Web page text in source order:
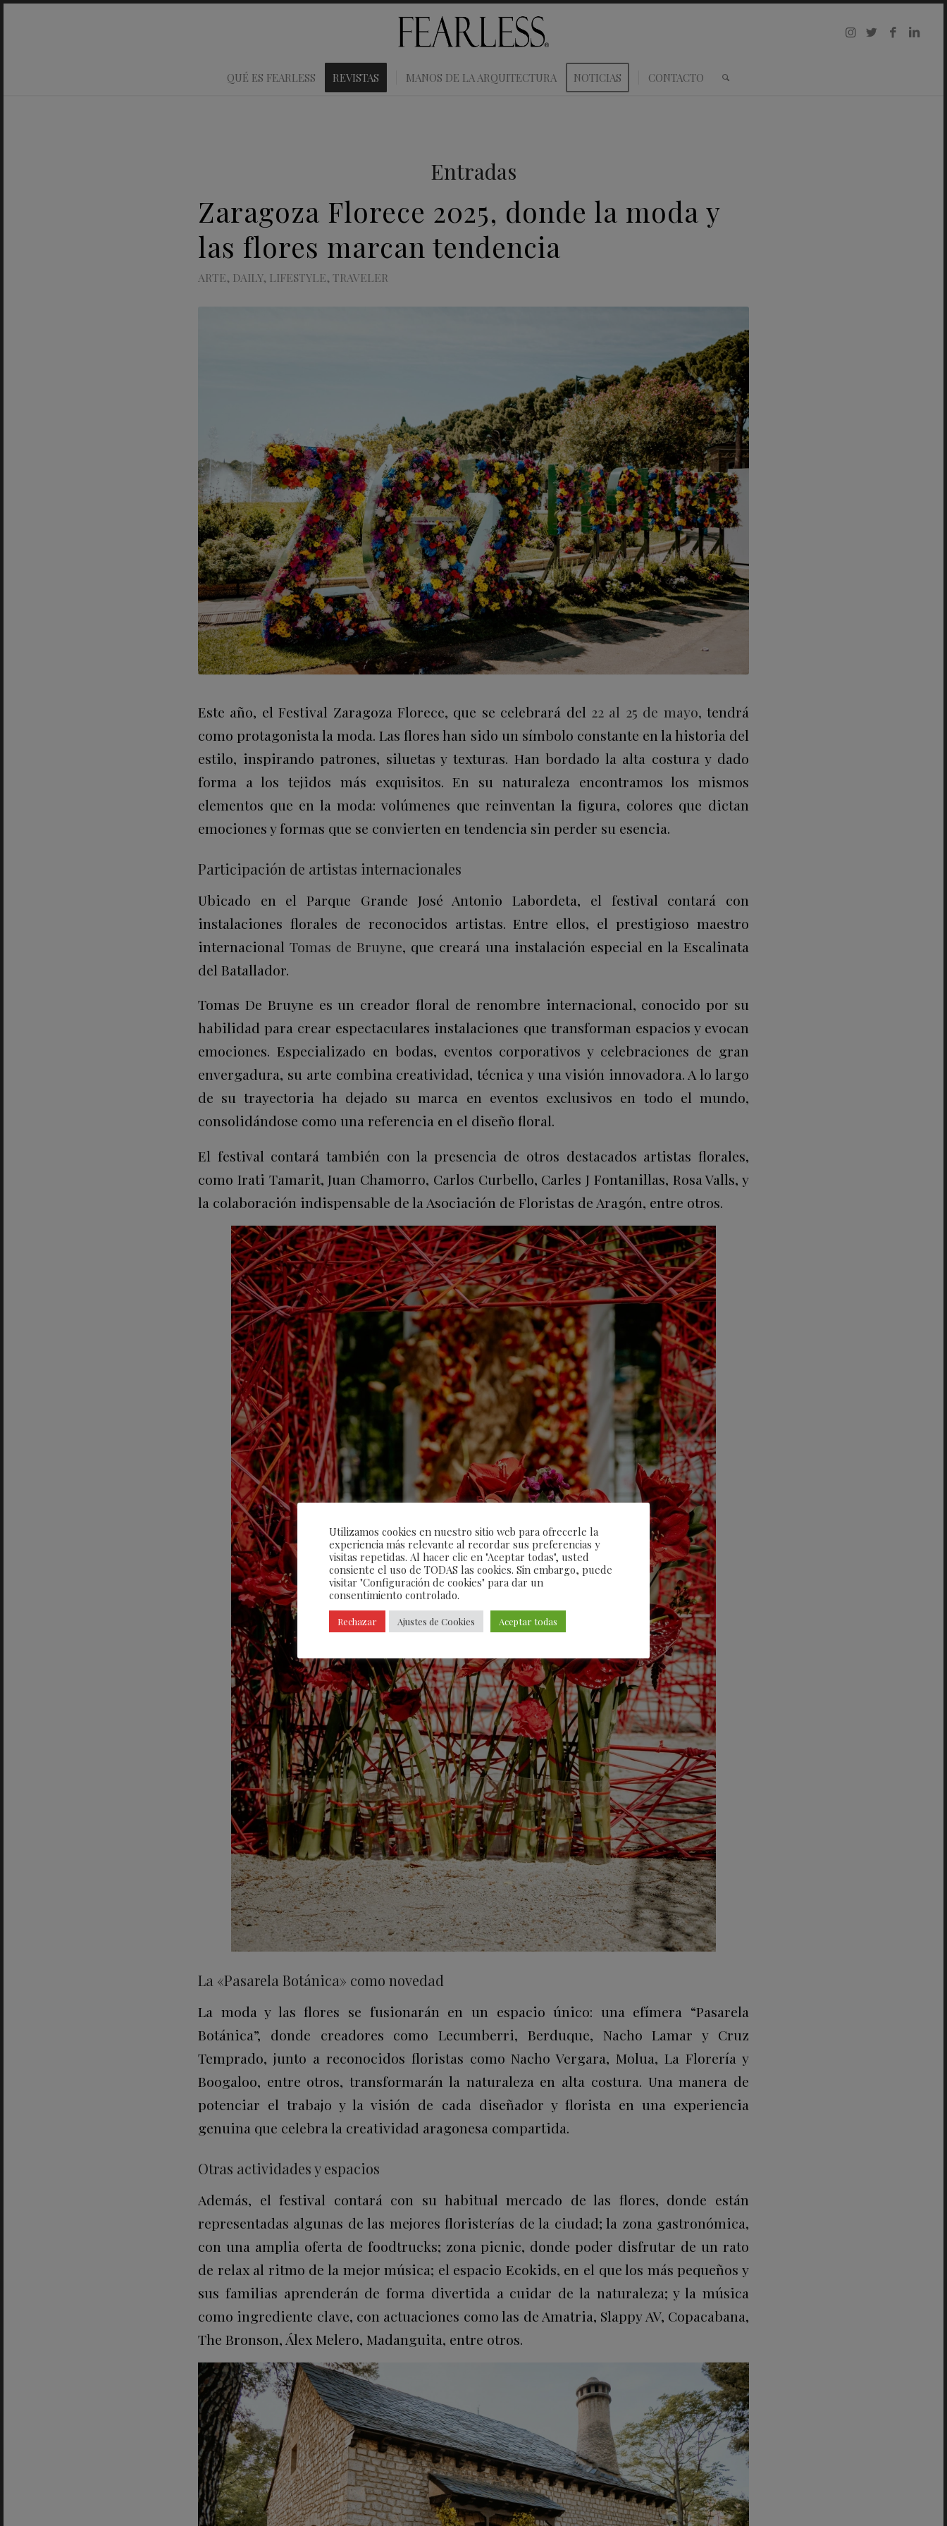
QUÉ ES FEARLESS REVISTAS MANOS DE LA ARQUITECTURA NOTICIAS CONTACTO
Entradas
Zaragoza Florece 2025, donde la moda y
las flores marcan tendencia
ARTE, DAILY, LIFESTYLE, TRAVELER
Este año, el Festival Zaragoza Florece, que se celebrará del 22 al 25 de mayo, tendrá
como protagonista la moda. Las flores han sido un símbolo constante en la historia del
estilo, inspirando patrones, siluetas y texturas. Han bordado la alta costura y dado
forma a los tejidos más exquisitos. En su naturaleza encontramos los mismos
elementos que en la moda: volúmenes que reinventan la figura, colores que dictan
emociones y formas que se convierten en tendencia sin perder su esencia.
Participación de artistas internacionales
Ubicado en el Parque Grande José Antonio Labordeta, el festival contará con
instalaciones florales de reconocidos artistas. Entre ellos, el prestigioso maestro
internacionalTomas de Bruyne, que creará una instalación especial en la Escalinata
del Batallador.
Tomas De Bruyne es un creador floral de renombre internacional, conocido por su
habilidad para crear espectaculares instalaciones que transforman espacios y evocan
emociones. Especializado en bodas, eventos corporativos y celebraciones de gran
envergadura, su arte combina creatividad, técnica y una visión innovadora. A lo largo
de su trayectoria ha dejado su marca en eventos exclusivos en todo el mundo,
consolidándose como una referencia en el diseño floral.
El festival contará también con la presencia de otros destacados artistas florales,
como Irati Tamarit, Juan Chamorro, Carlos Curbello, Carles J Fontanillas, Rosa Valls, y
la colaboración indispensable de la Asociación de Floristas de Aragón, entre otros.
La «Pasarela Botánica» como novedad
La moda y las flores se fusionarán en un espacio único: una efímera “Pasarela
Botánica”, donde creadores como Lecumberri, Berduque, Nacho Lamar y Cruz
Temprado, junto a reconocidos floristas como Nacho Vergara, Molua, La Florería y
Boogaloo, entre otros, transformarán la naturaleza en alta costura. Una manera de
potenciar el trabajo y la visión de cada diseñador y florista en una experiencia
genuina que celebra la creatividad aragonesa compartida.
Otras actividades y espacios
Además, el festival contará con su habitual mercado de las flores, donde están
representadas algunas de las mejores floristerías de la ciudad; la zona gastronómica,
con una amplia oferta de foodtrucks; zona picnic, donde poder disfrutar de un rato
de relax al ritmo de la mejor música; el espacio Ecokids, en el que los más pequeños y
sus familias aprenderán de forma divertida a cuidar de la naturaleza; y la música
como ingrediente clave, con actuaciones como las de Amatria, Slappy AV, Copacabana,
The Bronson, Álex Melero, Madanguita, entre otros.
Utilizamos cookies en nuestro sitio web para ofrecerle la
experiencia más relevante al recordar sus preferencias y
visitas repetidas. Al hacer clic en "Aceptar todas", usted
consiente el uso de TODAS las cookies. Sin embargo, puede
visitar "Configuración de cookies" para dar un
consentimiento controlado.
Rechazar Ajustes de Cookies Aceptar todas